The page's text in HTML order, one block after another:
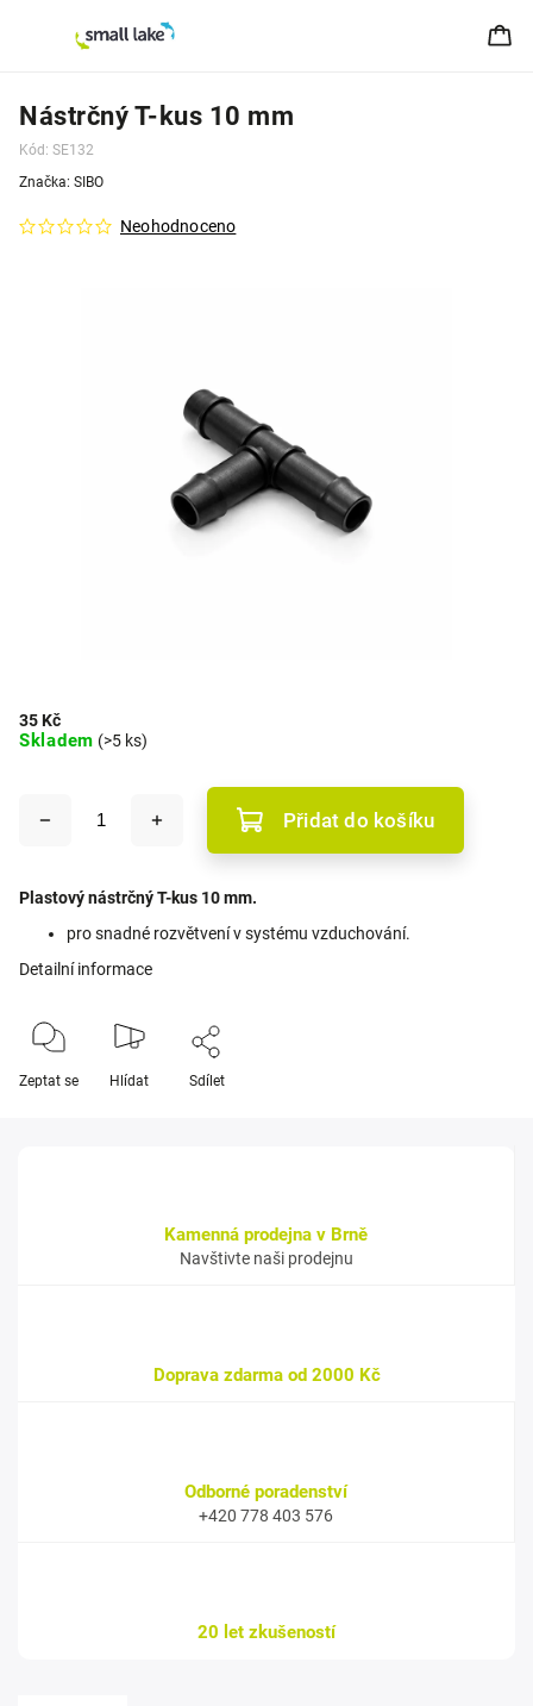
Nástrčný T-kus 10 mm
Kód: SE132
Neohodnoceno
Značka: SIBO
35 Kč
Skladem (>5 ks)
Přidat do košíku
Plastový nástrčný T-kus 10 mm.
pro snadné rozvětvení v systému vzduchování.
Detailní informace
Zeptat se Hlídat Sdílet
Kamenná prodejna v Brně
Navštivte naši prodejnu
Doprava zdarma od 2000 Kč
Odborné poradenství
+420 778 403 576
20 let zkušeností